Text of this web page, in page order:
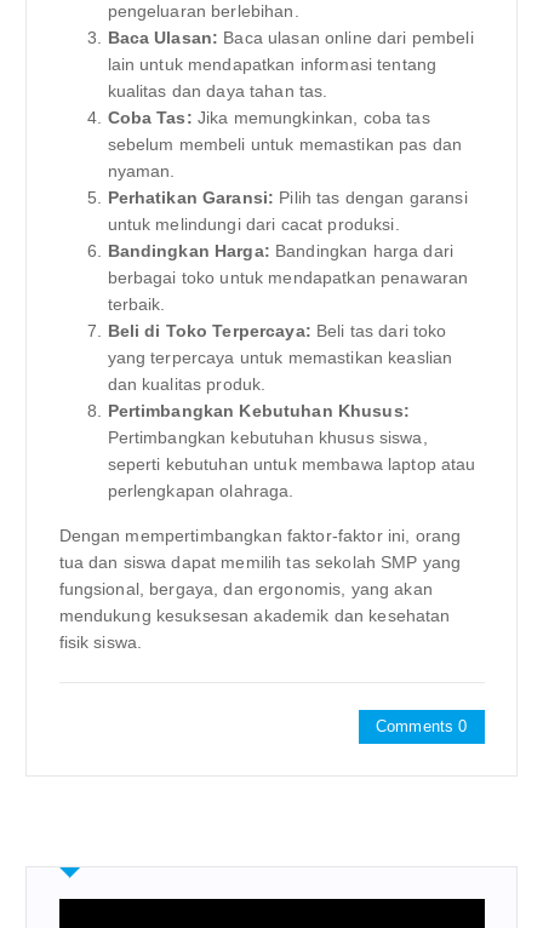
pengeluaran berlebihan.
Baca Ulasan: Baca ulasan online dari pembeli
lain untuk mendapatkan informasi tentang
kualitas dan daya tahan tas.
Coba Tas: Jika memungkinkan, coba tas
sebelum membeli untuk memastikan pas dan
nyaman.
Perhatikan Garansi: Pilih tas dengan garansi
untuk melindungi dari cacat produksi.
Bandingkan Harga: Bandingkan harga dari
berbagai toko untuk mendapatkan penawaran
terbaik.
Beli di Toko Terpercaya: Beli tas dari toko
yang terpercaya untuk memastikan keaslian
dan kualitas produk.
Pertimbangkan Kebutuhan Khusus:
Pertimbangkan kebutuhan khusus siswa,
seperti kebutuhan untuk membawa laptop atau
perlengkapan olahraga.
Dengan mempertimbangkan faktor-faktor ini, orang
tua dan siswa dapat memilih tas sekolah SMP yang
fungsional, bergaya, dan ergonomis, yang akan
mendukung kesuksesan akademik dan kesehatan
fisik siswa.
Comments 0